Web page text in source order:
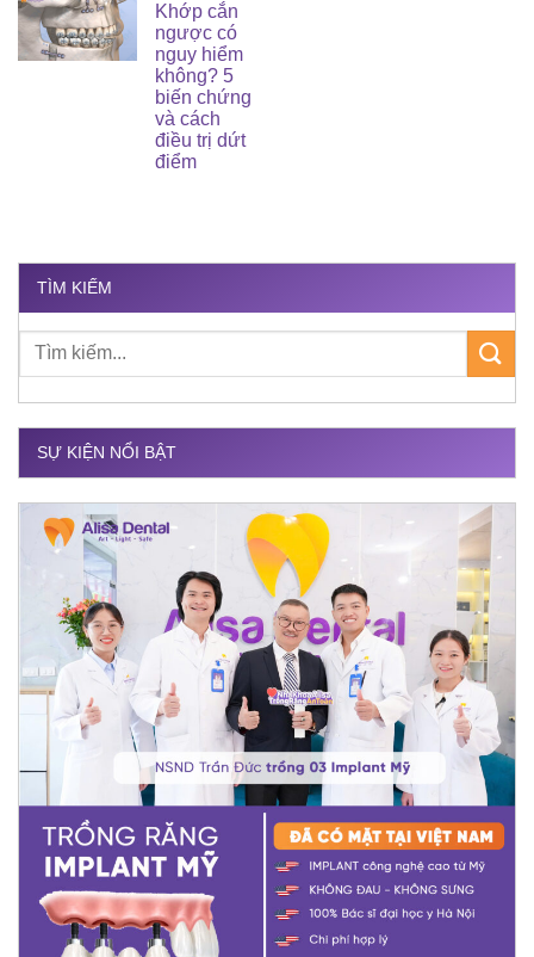
Khớp cắn
ngược có
nguy hiểm
không? 5
biến chứng
và cách
điều trị dứt
điểm
TÌM KIẾM
SỰ KIỆN NỔI BẬT